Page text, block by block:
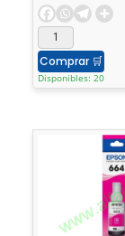
Comprar 🛒
Disponibles: 20